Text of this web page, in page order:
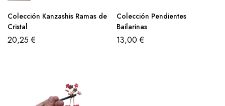
Colección Kanzashis Ramas de
Cristal
20,25€
Colección Pendientes
Bailarinas
13,00€